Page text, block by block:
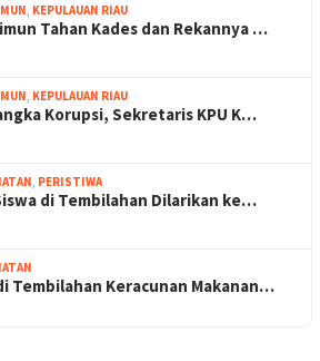
KEPULAUAN RIAU
Tahan Kades dan Rekannya …
KEPULAUAN RIAU
Korupsi, Sekretaris KPU K…
PERISTIWA
di Tembilahan Dilarikan ke…
Tembilahan Keracunan Makanan…